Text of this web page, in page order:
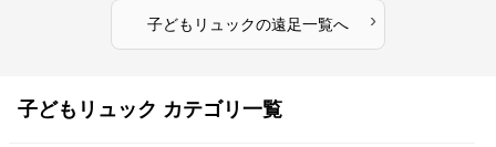
子どもリュックの遠足一覧へ ›
子どもリュック カテゴリ一覧